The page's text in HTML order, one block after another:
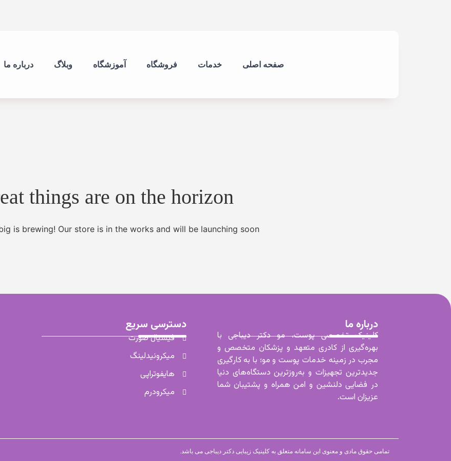
صفحه اصلی خدمات فروشگاه آموزشگاه وبلاگ درباره ما
things are on the horizon
is brewing! Our store is in the works and will be launching soon!
درباره ما
کلینیک تخصصی پوست، مو دکتر دیباجی با
بهره‌گیری از کادری متعهد و پزشکان متخصص و
مجرب در زمینه خدمات پوست و مو؛ با به کارگیری
جدیدترین تجهیزات و به‌روزترین دستگاه‌های دنیا
در فضایی دلنشین و امن همراه و پشتیبان شما
عزیزان است.
دسترسی سریع
فیشیال صورت
میکرونیدلینگ
هایفوتراپی
میکرودرم
تمامی حقوق مادی و معنوی این سامانه متعلق به کلینیک زیبایی دکتر دیباجی می باشد.